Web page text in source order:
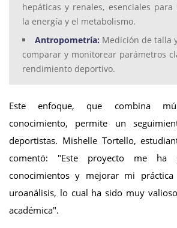
hepáticas y renales, esenciales para
la energía y el metabolismo.
Antropometría: Medición de talla
comparar y monitorear parámetros
rendimiento deportivo.
Este enfoque, que combina
conocimiento, permite un
deportistas. Mishelle Tortello,
comentó: "Este proyecto me ha
conocimientos y mejorar mi
uroanálisis, lo cual ha sido muy
académica".